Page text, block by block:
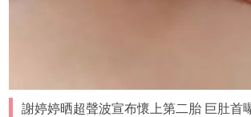
謝婷婷晒超聲波宣布懷上第二胎 巨肚首